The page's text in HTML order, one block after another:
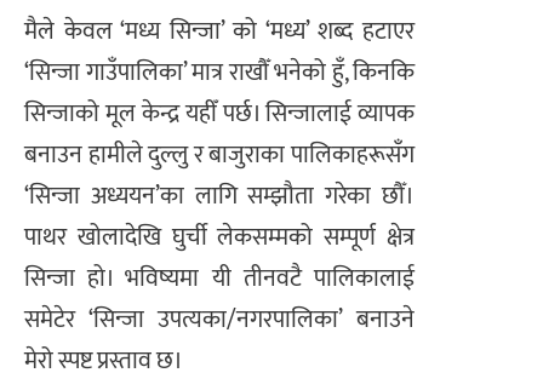
मैले केवल ‘मध्य सिन्जा’ को ‘मध्य’ शब्द हटाएर
‘सिन्जा गाउँपालिका’ मात्र राखौँ भनेको हुँ, किनकि
सिन्जाको मूल केन्द्र यहीँ पर्छ। सिन्जालाई व्यापक
बनाउन हामीले दुल्लु र बाजुराका पालिकाहरूसँग
‘सिन्जा अध्ययन’का लागि सम्झौता गरेका छौँ।
पाथर खोलादेखि घुर्ची लेकसम्मको सम्पूर्ण क्षेत्र
सिन्जा हो। भविष्यमा यी तीनवटै पालिकालाई
समेटेर ‘सिन्जा उपत्यका/नगरपालिका’ बनाउने
मेरो स्पष्ट प्रस्ताव छ।